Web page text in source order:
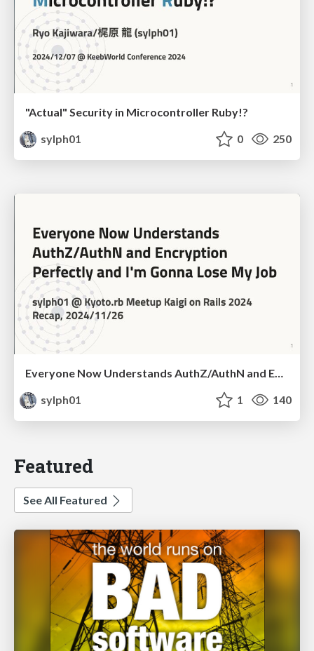
"Actual" Security in Microcontroller Ruby!?
sylph01
0 250
Everyone Now Understands AuthZ/AuthN and Encryption Perfectly and I'm Gonna Lose My Job
sylph01
1 140
Featured
See All Featured